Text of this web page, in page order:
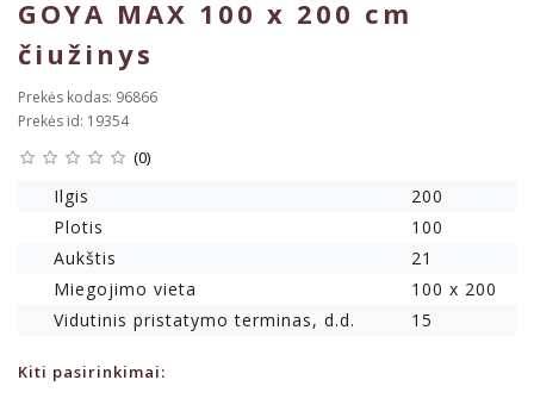
GOYA MAX 100 x 200 cm
čiužinys
Prekės kodas: 96866
Prekės id: 19354
(0)
Ilgis
200
Plotis
100
Aukštis
21
Miegojimo vieta
100 x 200
Vidutinis pristatymo terminas, d.d.
15
Kiti pasirinkimai: